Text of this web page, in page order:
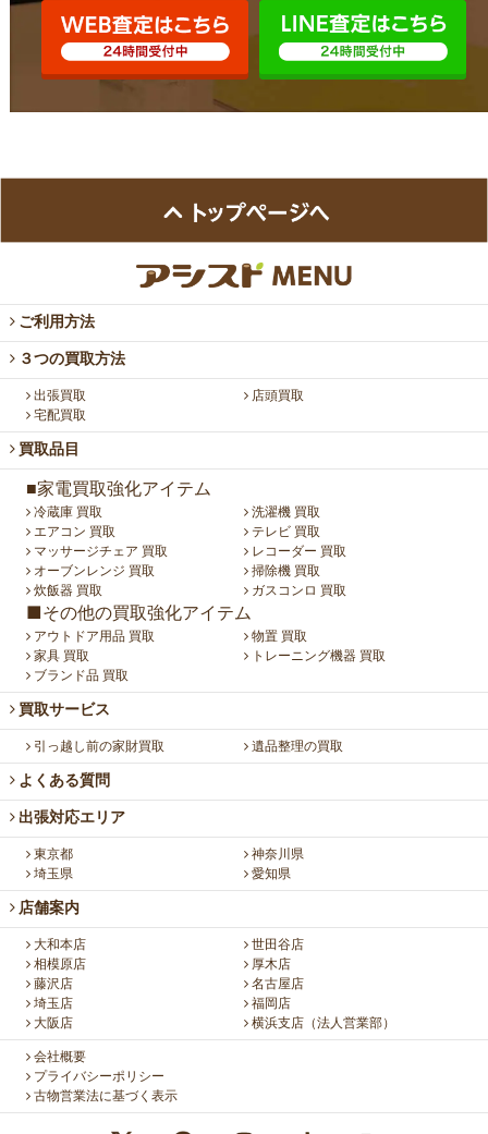
ご利用方法
３つの買取方法
出張買取
店頭買取
宅配買取
買取品目
■家電買取強化アイテム
冷蔵庫 買取
洗濯機 買取
エアコン 買取
テレビ 買取
マッサージチェア 買取
レコーダー 買取
オーブンレンジ 買取
掃除機 買取
炊飯器 買取
ガスコンロ 買取
■その他の買取強化アイテム
アウトドア用品 買取
物置 買取
家具 買取
トレーニング機器 買取
ブランド品 買取
買取サービス
引っ越し前の家財買取 遺品整理の買取
よくある質問
出張対応エリア
東京都
神奈川県
埼玉県
愛知県
店舗案内
大和本店
世田谷店
相模原店
厚木店
藤沢店
名古屋店
埼玉店
福岡店
大阪店
横浜支店（法人営業部）
会社概要
プライバシーポリシー
古物営業法に基づく表示